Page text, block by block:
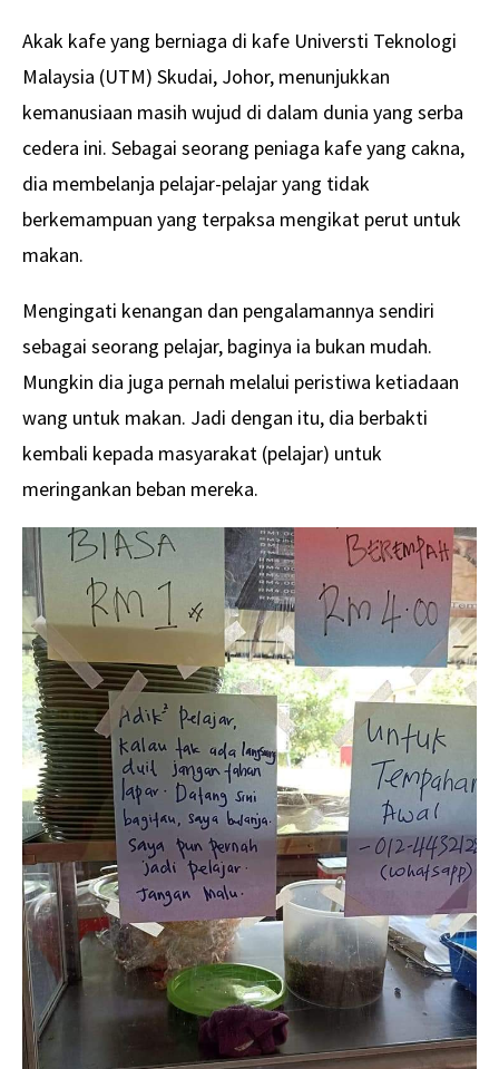
Akak kafe yang berniaga di kafe Universti Teknologi
Malaysia (UTM) Skudai, Johor, menunjukkan
kemanusiaan masih wujud di dalam dunia yang serba
cedera ini. Sebagai seorang peniaga kafe yang cakna,
dia membelanja pelajar-pelajar yang tidak
berkemampuan yang terpaksa mengikat perut untuk
makan.
Mengingati kenangan dan pengalamannya sendiri
sebagai seorang pelajar, baginya ia bukan mudah.
Mungkin dia juga pernah melalui peristiwa ketiadaan
wang untuk makan. Jadi dengan itu, dia berbakti
kembali kepada masyarakat (pelajar) untuk
meringankan beban mereka.